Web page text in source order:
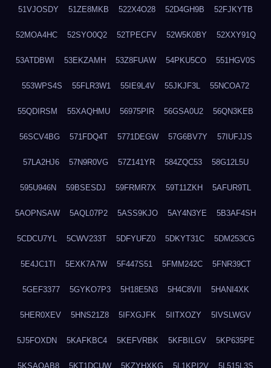
51VJOSDY 51ZE8MKB 522X4O28 52D4GH9B 52FJKYTB
52MOA4HC 52SYO0Q2 52TPECFV 52W5K0BY 52XXY91Q
53ATDBWI 53EKZAMH 53Z8FUAW 54PKU5CO 551HGV0S
553WPS4S 55FLR3W1 55IE9L4V 55JKJF3L 55NCOA72
55QDIRSM 55XAQHMU 56975PIR 56GSA0U2 56QN3KEB
56SCV4BG 571FDQ4T 5771DEGW 57G6BV7Y 57IUFJJS
57LA2HJ6 57N9R0VG 57Z141YR 584ZQC53 58G12L5U
595U946N 59BSESDJ 59FRMR7X 59T11ZKH 5AFUR9TL
5AOPNSAW 5AQL07P2 5ASS9KJO 5AY4N3YE 5B3AF4SH
5CDCU7YL 5CWV233T 5DFYUFZ0 5DKYT31C 5DM253CG
5E4JC1TI 5EXK7A7W 5F447S51 5FMM242C 5FNR39CT
5GEF3377 5GYKO7P3 5H18E5N3 5H4C8VII 5HANI4XK
5HER0XEV 5HNS21Z8 5IFXGJFK 5IITXOZY 5IVSLWGV
5J5FOXDN 5KAFKBC4 5KEFVRBK 5KFBILGV 5KP635PE
5KSAQAB8 5KT1DCUW 5KZYHXKG 5L1KPI2V 5L515L3S